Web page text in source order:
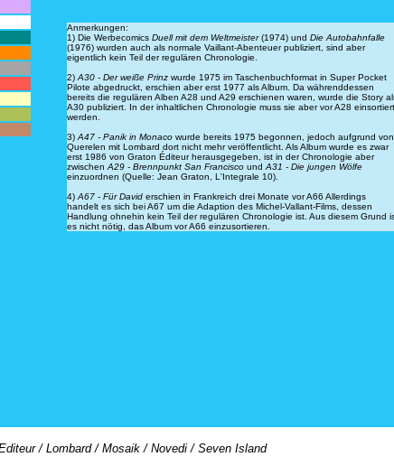
Anmerkungen:
1) Die Werbecomics Duell mit dem Weltmeister(1974) und Die Autobahnfalle
(1976) wurden auch als normale Vaillant-Abenteuer publiziert, sind aber
eigentlich kein Teil der regulären Chronologie.
2) A30 - Der weiße Prinz wurde 1975 im Taschenbuchformat in Super Pocket
Pilote abgedruckt, erschien aber erst 1977 als Album. Da währenddessen
bereits die regulären Alben A28 und A29 erschienen waren, wurde die Story
A30 publiziert. In der inhaltlichen Chronologie muss sie aber vor A28 einsortiert
werden.
3) A47 - Panik in Monaco wurde bereits 1975 begonnen, jedoch aufgrund von
Querelen mit Lombard dort nicht mehr veröffentlicht. Als Album wurde es zwar
erst 1986 von Graton Éditeur herausgegeben, ist in der Chronologie aber
zwischen A29 - Brennpunkt San Francisco und A31 - Die jungen Wölfe
einzuordnen (Quelle: Jean Graton, L'Integrale 10).
4) A67 - Für David erschien in Frankreich drei Monate vor A66 Allerdings
handelt es sich bei A67 um die Adaption des Michel-Vallant-Films, dessen
Handlung ohnehin kein Teil der regulären Chronologie ist. Aus diesem Grund
es nicht nötig, das Album vor A66 einzusortieren.
/ Lombard / Mosaik / Novedi / Seven Island